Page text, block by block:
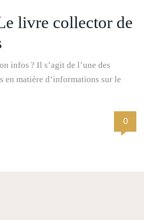
livre collector de
infos ? Il s’agit de l’une des
en matière d’informations sur le
0